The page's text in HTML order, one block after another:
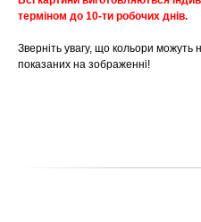
терміном до 10-ти робочих днів.
Зверніть увагу, що кольори можуть
показаних на зображенні!